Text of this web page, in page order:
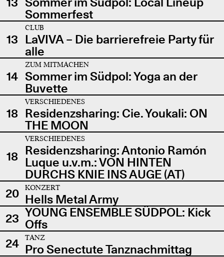
Sommerfest
13
CLUB
LaVIVA – Die barrierefreie Party für
alle
14
ZUM MITMACHEN
Sommer im Südpol: Yoga an der
Buvette
18
VERSCHIEDENES
Residenzsharing: Cie. Youkali: ON
THE MOON
18
VERSCHIEDENES
Residenzsharing: Antonio Ramón
Luque u.v.m.: VON HINTEN
DURCHS KNIE INS AUGE (AT)
20
KONZERT
Hells Metal Army
23 YOUNG ENSEMBLE SÜDPOL: Kick
Offs
24
TANZ
Pro Senectute Tanznachmittag